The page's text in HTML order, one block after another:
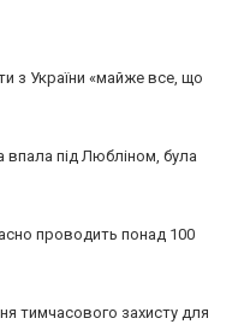
з України «майже все, що
впала під Любліном, була
проводить понад 100
тимчасового захисту для